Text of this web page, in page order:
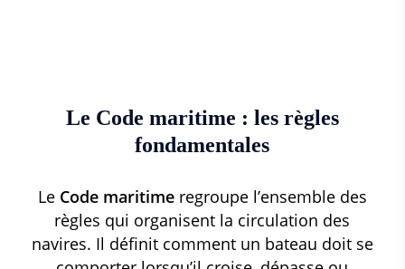
Le Code maritime : les règles
fondamentales
Le Code maritimeregroupe l’ensemble des
règles qui organisent la circulation des
navires. Il définit comment un bateau doit se